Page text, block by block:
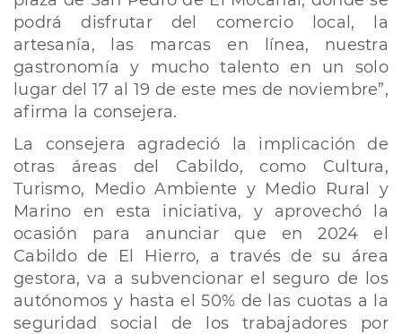
podrá disfrutar del comercio local, la
artesanía, las marcas en línea, nuestra
gastronomía y mucho talento en un solo
lugar del 17 al 19 de este mes de noviembre”,
afirma la consejera.
La consejera agradeció la implicación de
otras áreas del Cabildo, como Cultura,
Turismo, Medio Ambiente y Medio Rural y
Marino en esta iniciativa, y aprovechó la
ocasión para anunciar que en 2024 el
Cabildo de El Hierro, a través de su área
gestora, va a subvencionar el seguro de los
autónomos y hasta el 50% de las cuotas a la
seguridad social de los trabajadores por